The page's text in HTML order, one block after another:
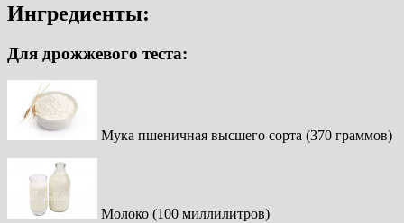
Ингредиенты:
Для дрожжевого теста:
Мука пшеничная высшего сорта (370 граммов)
Молоко (100 миллилитров)